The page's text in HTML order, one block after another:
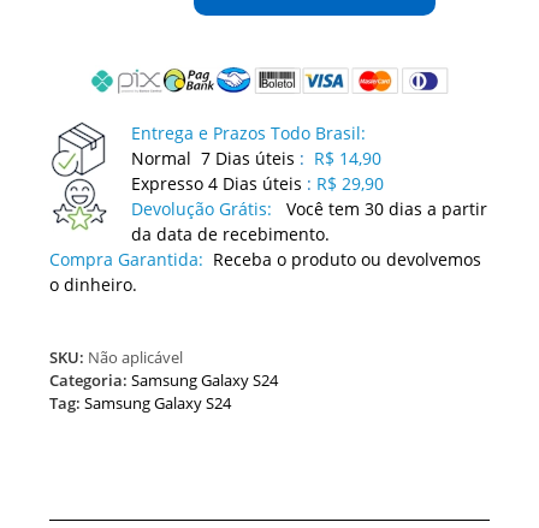
Entrega e Prazos Todo Brasil:
Normal 7 Dias úteis : R$ 14,90
Expresso 4 Dias úteis : R$ 29,90
Devolução Grátis:
Você tem 30 dias a partir
da data de recebimento.
Compra Garantida: Receba o produto ou devolvemos
o dinheiro.
SKU: Não aplicável
Categoria:Samsung Galaxy S24
Tag:Samsung Galaxy S24